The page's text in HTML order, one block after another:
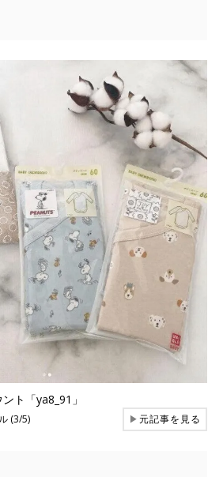
ト「ya8_91」
(3/5) ▶元記事を見る